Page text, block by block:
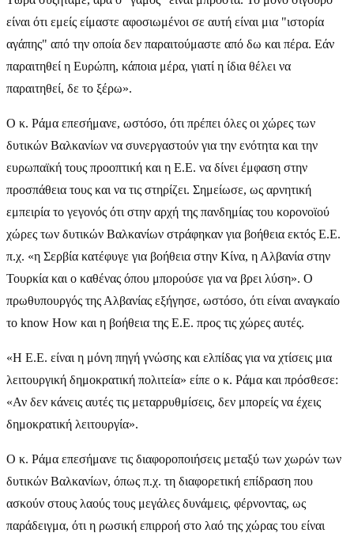
είναι ότι εμείς είμαστε αφοσιωμένοι σε αυτή είναι μια "ιστορία
αγάπης" από την οποία δεν παραιτούμαστε από δω και πέρα. Εάν
παραιτηθεί η Ευρώπη, κάποια μέρα, γιατί η ίδια θέλει να
παραιτηθεί, δε το ξέρω».
Ο κ. Ράμα επεσήμανε, ωστόσο, ότι πρέπει όλες οι χώρες των
δυτικών Βαλκανίων να συνεργαστούν για την ενότητα και την
ευρωπαϊκή τους προοπτική και η Ε.Ε. να δίνει έμφαση στην
προσπάθεια τους και να τις στηρίζει. Σημείωσε, ως αρνητική
εμπειρία το γεγονός ότι στην αρχή της πανδημίας του κορονοϊού
χώρες των δυτικών Βαλκανίων στράφηκαν για βοήθεια εκτός Ε.Ε.
π.χ. «η Σερβία κατέφυγε για βοήθεια στην Κίνα, η Αλβανία στην
Τουρκία και ο καθένας όπου μπορούσε για να βρει λύση». Ο
πρωθυπουργός της Αλβανίας εξήγησε, ωστόσο, ότι είναι αναγκαίο
το know How και η βοήθεια της Ε.Ε. προς τις χώρες αυτές.
«Η Ε.Ε. είναι η μόνη πηγή γνώσης και ελπίδας για να χτίσεις μια
λειτουργική δημοκρατική πολιτεία» είπε ο κ. Ράμα και πρόσθεσε:
«Αν δεν κάνεις αυτές τις μεταρρυθμίσεις, δεν μπορείς να έχεις
δημοκρατική λειτουργία».
Ο κ. Ράμα επεσήμανε τις διαφοροποιήσεις μεταξύ των χωρών των
δυτικών Βαλκανίων, όπως π.χ. τη διαφορετική επίδραση που
ασκούν στους λαούς τους μεγάλες δυνάμεις, φέρνοντας, ως
παράδειγμα, ότι η ρωσική επιρροή στο λαό της χώρας του είναι